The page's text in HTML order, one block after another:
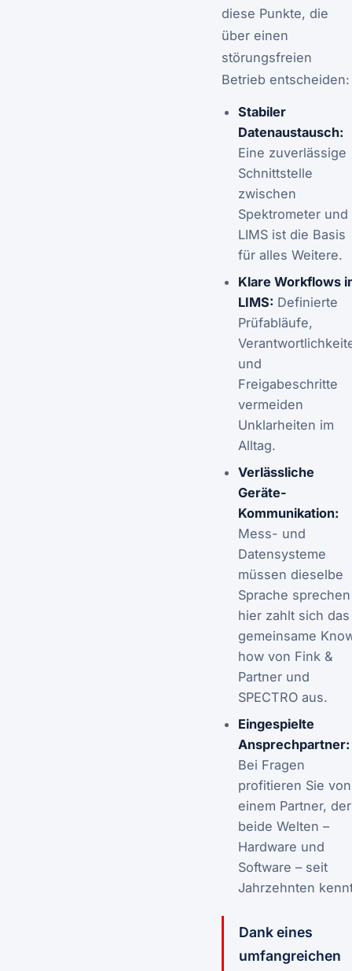
diese Punkte, die
über einen
störungsfreien
Betrieb entscheiden:
Stabiler
Datenaustausch:
Eine zuverlässige
Schnittstelle
zwischen
Spektrometer und
LIMS ist die Basis
für alles Weitere.
Klare Workflows
LIMS: Definierte
Prüfabläufe,
und
Freigabeschritte
vermeiden
Unklarheiten im
Alltag.
Verlässliche
Geräte-
Kommunikation:
Mess- und
Datensysteme
müssen dieselbe
Sprache sprechen
hier zahlt sich das
gemeinsame
how von Fink &
Partner und
SPECTRO aus.
Eingespielte
Ansprechpartner:
Bei Fragen
profitieren Sie von
einem Partner, der
beide Welten –
Hardware und
Software – seit
Jahrzehnten
Dank eines
umfangreichen